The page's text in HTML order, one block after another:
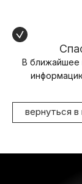
В ближайшее
вернуться в